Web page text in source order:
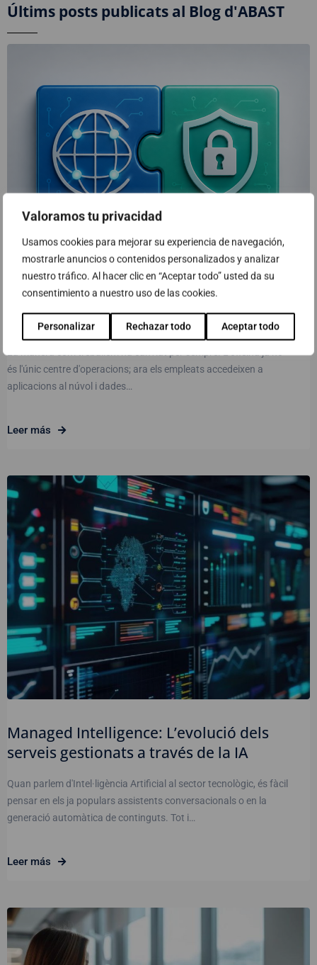
Valoramos tu privacidad
Usamos cookies para mejorar su experiencia de navegación,
mostrarle anuncios o contenidos personalizados y analizar
nuestro tráfico. Al hacer clic en “Aceptar todo” usted da su
consentimiento a nuestro uso de las cookies.
Personalizar Rechazar todo Aceptar todo
Últims posts publicats al Blog d'ABAST
SASE: La revolució de la seguretat a
l’era del treball híbrid
La manera com treballem ha canviat per sempre. L'oficina ja no
és l'únic centre d'operacions; ara els empleats accedeixen a
aplicacions al núvol i dades…
Leer más
Managed Intelligence: L’evolució dels
serveis gestionats a través de la IA
Quan parlem d'Intel·ligència Artificial al sector tecnològic, és fàcil
pensar en els ja populars assistents conversacionals o en la
generació automàtica de continguts. Tot i…
Leer más